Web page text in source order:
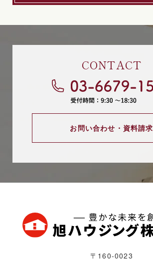
CONTACT
お問い合わせ・資料請求
〒160-0023